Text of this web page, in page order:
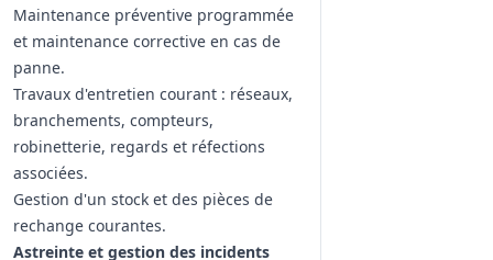
Maintenance préventive programmée
et maintenance corrective en cas de
panne.
Travaux d'entretien courant : réseaux,
branchements, compteurs,
robinetterie, regards et réfections
associées.
Gestion d'un stock et des pièces de
rechange courantes.
Astreinte et gestion des incidents